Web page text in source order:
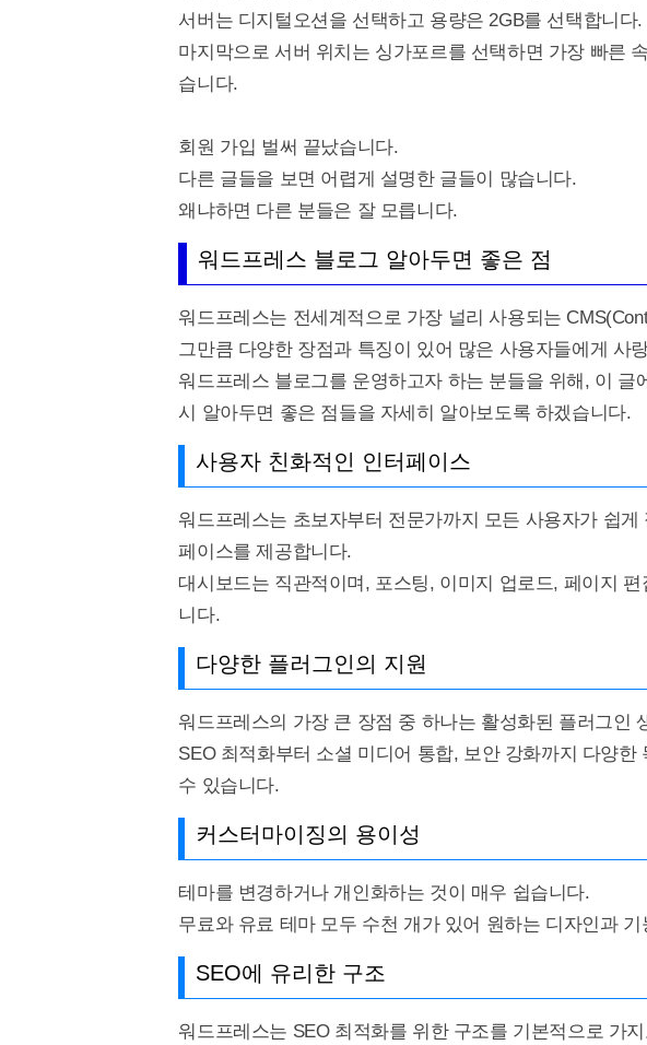
서버는 디지털오션을 선택하고 용량은 2GB를 선택합니다.
마지막으로 서버 위치는 싱가포르를 선택하면 가장 빠른
습니다.
회원 가입 벌써 끝났습니다.
다른 글들을 보면 어렵게 설명한 글들이 많습니다.
왜냐하면 다른 분들은 잘 모릅니다.
워드프레스 블로그 알아두면 좋은 점
워드프레스는 전세계적으로 가장 널리 사용되는
그만큼 다양한 장점과 특징이 있어 많은 사용자들에게 사
워드프레스 블로그를 운영하고자 하는 분들을 위해, 이 글
시 알아두면 좋은 점들을 자세히 알아보도록 하겠습니다.
사용자 친화적인 인터페이스
워드프레스는 초보자부터 전문가까지 모든 사용자가 쉽
페이스를 제공합니다.
대시보드는 직관적이며, 포스팅, 이미지 업로드, 페이지
니다.
다양한 플러그인의 지원
워드프레스의 가장 큰 장점 중 하나는 활성화된 플러그인
SEO 최적화부터 소셜 미디어 통합, 보안 강화까지 다양
수 있습니다.
커스터마이징의 용이성
테마를 변경하거나 개인화하는 것이 매우 쉽습니다.
무료와 유료 테마 모두 수천 개가 있어 원하는 디자인과
SEO에 유리한 구조
워드프레스는 SEO 최적화를 위한 구조를 기본적으로 가